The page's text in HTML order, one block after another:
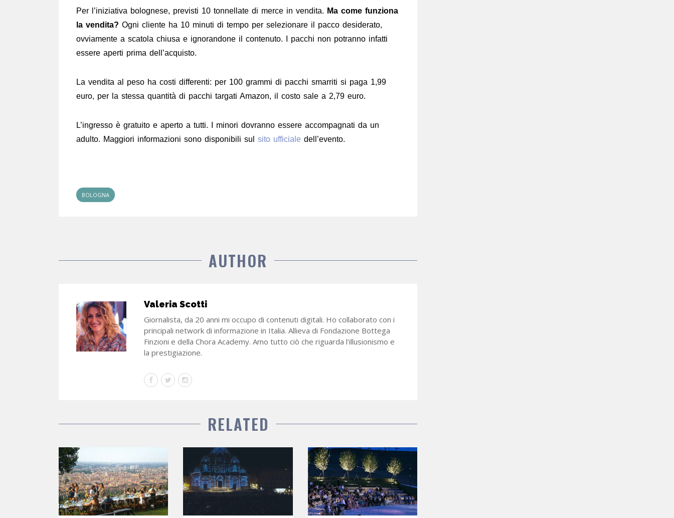
Per l’iniziativa bolognese, previsti 10 tonnellate di merce in vendita. Ma come funziona
la vendita? Ogni cliente ha 10 minuti di tempo per selezionare il pacco desiderato,
ovviamente a scatola chiusa e ignorandone il contenuto. I pacchi non potranno infatti
essere aperti prima dell’acquisto.
La vendita al peso ha costi differenti: per 100 grammi di pacchi smarriti si paga 1,99
euro, per la stessa quantità di pacchi targati Amazon, il costo sale a 2,79 euro.
L’ingresso è gratuito e aperto a tutti. I minori dovranno essere accompagnati da un
adulto. Maggiori informazioni sono disponibili sul sito ufficiale dell’evento.
BOLOGNA
AUTHOR
Valeria Scotti
Giornalista, da 20 anni mi occupo di contenuti digitali. Ho collaborato con i
principali network di informazione in Italia. Allieva di Fondazione Bottega
Finzioni e della Chora Academy. Amo tutto ciò che riguarda l'illusionismo e
la prestigiazione.
RELATED